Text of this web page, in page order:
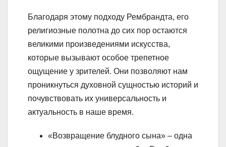
Благодаря этому подходу Рембрандта, его
религиозные полотна до сих пор остаются
великими произведениями искусства,
которые вызывают особое трепетное
ощущение у зрителей. Они позволяют нам
проникнуться духовной сущностью историй и
почувствовать их универсальность и
актуальность в наше время.
«Возвращение блудного сына» – одна